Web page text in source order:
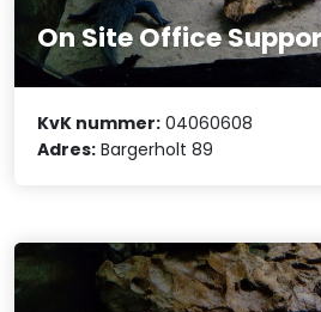
On Site Office
KvK nummer: 04060608
Adres: Bargerholt 89